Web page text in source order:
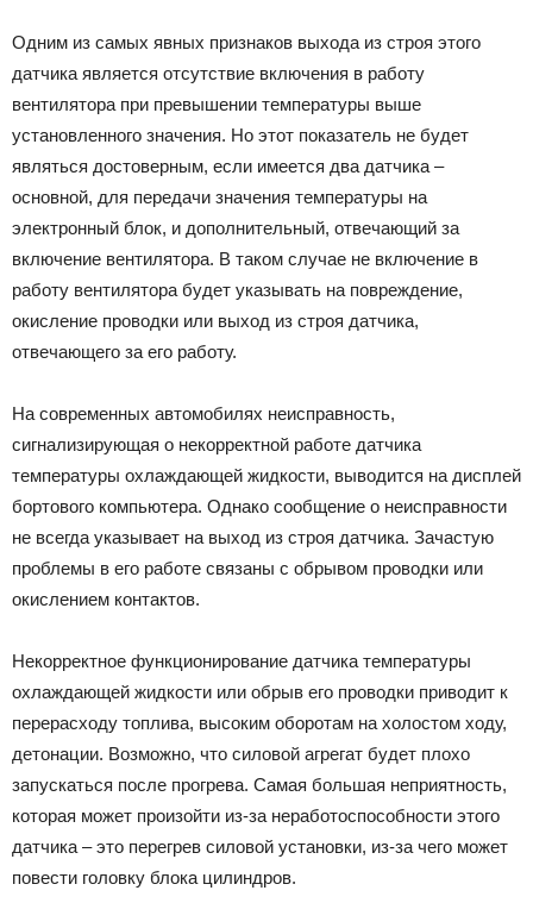
Одним из самых явных признаков выхода из строя этого
датчика является отсутствие включения в работу
вентилятора при превышении температуры выше
установленного значения. Но этот показатель не будет
являться достоверным, если имеется два датчика –
основной, для передачи значения температуры на
электронный блок, и дополнительный, отвечающий за
включение вентилятора. В таком случае не включение в
работу вентилятора будет указывать на повреждение,
окисление проводки или выход из строя датчика,
отвечающего за его работу.
На современных автомобилях неисправность,
сигнализирующая о некорректной работе датчика
температуры охлаждающей жидкости, выводится на дисплей
бортового компьютера. Однако сообщение о неисправности
не всегда указывает на выход из строя датчика. Зачастую
проблемы в его работе связаны с обрывом проводки или
окислением контактов.
Некорректное функционирование датчика температуры
охлаждающей жидкости или обрыв его проводки приводит к
перерасходу топлива, высоким оборотам на холостом ходу,
детонации. Возможно, что силовой агрегат будет плохо
запускаться после прогрева. Самая большая неприятность,
которая может произойти из-за неработоспособности этого
датчика – это перегрев силовой установки, из-за чего может
повести головку блока цилиндров.